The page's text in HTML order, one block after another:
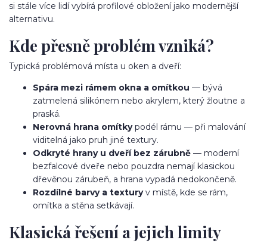
si stále více lidí vybírá profilové obložení jako modernější
alternativu.
Kde přesně problém vzniká?
Typická problémová místa u oken a dveří:
Spára mezi rámem okna a omítkou — bývá
zatmelená silikónem nebo akrylem, který žloutne a
praská.
Nerovná hrana omítkypodél rámu — při malování
viditelná jako pruh jiné textury.
Odkryté hrany u dveří bez zárubně — moderní
bezfalcové dveře nebo pouzdra nemají klasickou
dřevěnou zárubeň, a hrana vypadá nedokončeně.
Rozdílné barvy a texturyv místě, kde se rám,
omítka a stěna setkávají.
Klasická řešení a jejich limity